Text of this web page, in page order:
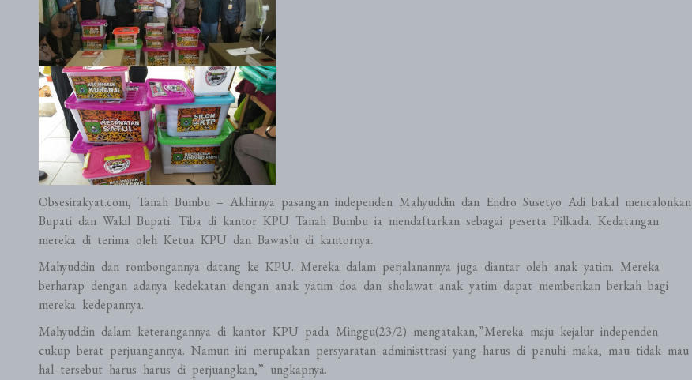
Obsesirakyat.com, Tanah Bumbu – Akhirnya pasangan independen Mahyuddin dan Endro Susetyo Adi bakal mencalonkan
Bupati dan Wakil Bupati. Tiba di kantor KPU Tanah Bumbu ia mendaftarkan sebagai peserta Pilkada. Kedatangan
mereka di terima oleh Ketua KPU dan Bawaslu di kantornya.
Mahyuddin dan rombongannya datang ke KPU. Mereka dalam perjalanannya juga diantar oleh anak yatim. Mereka
berharap dengan adanya kedekatan dengan anak yatim doa dan sholawat anak yatim dapat memberikan berkah bagi
mereka kedepannya.
Mahyuddin dalam keterangannya di kantor KPU pada Minggu(23/2) mengatakan,”Mereka maju kejalur independen
cukup berat perjuangannya. Namun ini merupakan persyaratan administtrasi yang harus di penuhi maka, mau tidak mau
hal tersebut harus harus di perjuangkan,” ungkapnya.